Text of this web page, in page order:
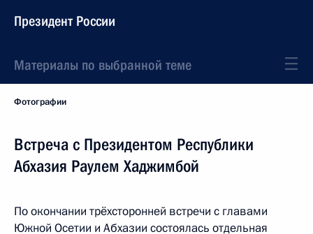
Президент России
Материалы по выбранной теме
Фотографии
Встреча с Президентом Республики
Абхазия Раулем Хаджимбой
По окончании трёхсторонней встречи с главами
Южной Осетии и Абхазии состоялась отдельная